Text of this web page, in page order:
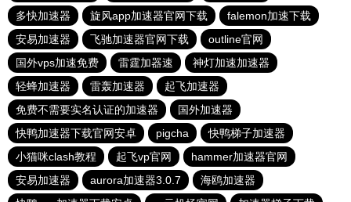
多快加速器
旋风app加速器官网下载
falemon加速下载
安易加速器
飞驰加速器官网下载
outline官网
国外vps加速免费
雷霆加器速
神灯加速加速器
轻蜂加速器
雷轰加速器
起飞加速器
免费不需要实名认证的加速器
国外加速器
快鸭加速器下载官网安卓
pigcha
快鸭梯子加速器
小猫咪clash教程
起飞vp官网
hammer加速器官网
安易加速器
aurora加速器3.0.7
海鸥加速器